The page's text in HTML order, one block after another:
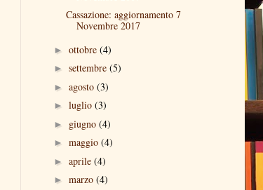
Cassazione: aggiornamento 7
Novembre 2017
► ottobre (4)
► settembre (5)
► agosto (3)
► luglio (3)
► giugno (4)
► maggio (4)
► aprile (4)
► marzo (4)